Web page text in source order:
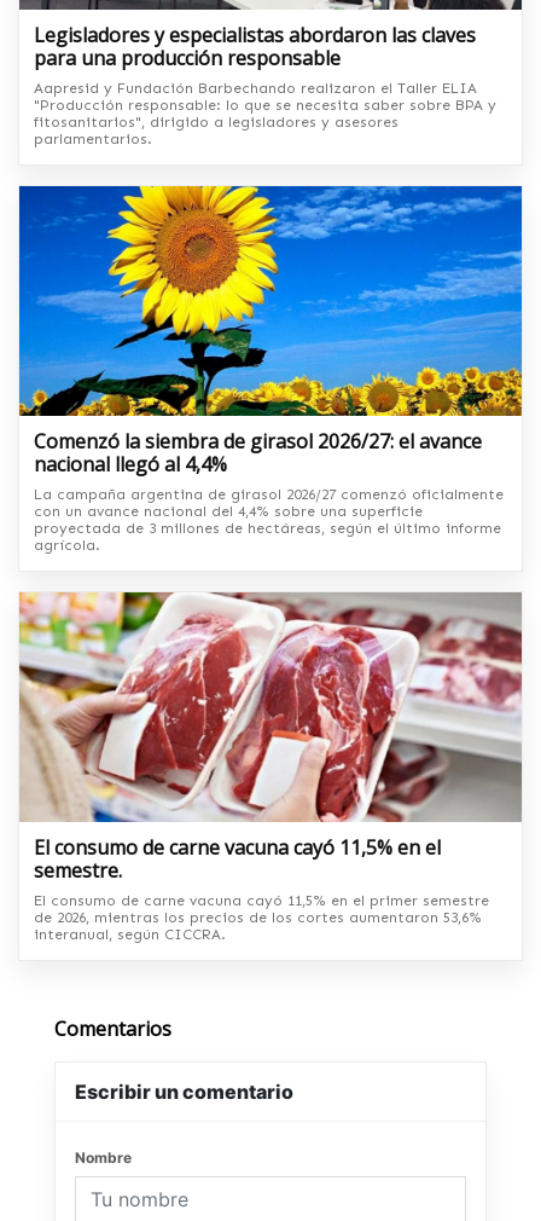
Legisladores y especialistas abordaron las claves
para una producción responsable
Aapresid y Fundación Barbechando realizaron el Taller ELIA
"Producción responsable: lo que se necesita saber sobre BPA y
fitosanitarios", dirigido a legisladores y asesores
parlamentarios.
Comenzó la siembra de girasol 2026/27: el avance
nacional llegó al 4,4%
La campaña argentina de girasol 2026/27 comenzó oficialmente
con un avance nacional del 4,4% sobre una superficie
proyectada de 3 millones de hectáreas, según el último informe
agrícola.
El consumo de carne vacuna cayó 11,5% en el
semestre.
El consumo de carne vacuna cayó 11,5% en el primer semestre
de 2026, mientras los precios de los cortes aumentaron 53,6%
interanual, según CICCRA.
Comentarios
Escribir un comentario
Nombre